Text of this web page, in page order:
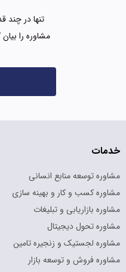
تنها در چند
مشاوره را
خدمات
مشاوره توسعه منابع انسانی
مشاوره کسب و کار و بهینه سازی
مشاوره بازاریابی و تبلیغات
مشاوره تحول دیجیتال
مشاوره لجستیک و زنجیره تامین
مشاوره فروش و توسعه بازار